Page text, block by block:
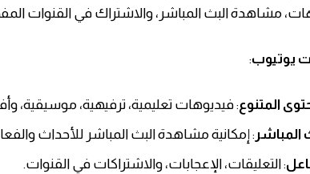
مشاهدة البث المباشر، والاشتراك في القنوات
يوتيوب:
المتنوع: فيديوهات تعليمية، ترفيهية، موسيقية،
المباشر : إمكانية مشاهدة البث المباشر للأحداث
: التعليقات، الإعجابات، والاشتراكات في القنوات.